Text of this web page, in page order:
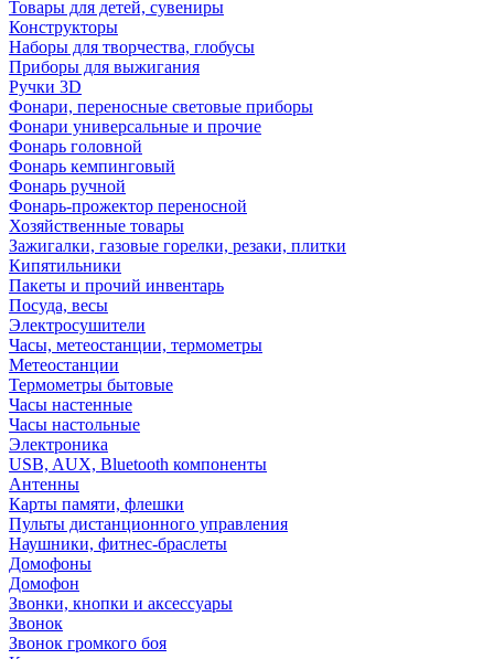
Товары для детей, сувениры
Конструкторы
Наборы для творчества, глобусы
Приборы для выжигания
Ручки 3D
Фонари, переносные световые приборы
Фонари универсальные и прочие
Фонарь головной
Фонарь кемпинговый
Фонарь ручной
Фонарь-прожектор переносной
Хозяйственные товары
Зажигалки, газовые горелки, резаки, плитки
Кипятильники
Пакеты и прочий инвентарь
Посуда, весы
Электросушители
Часы, метеостанции, термометры
Метеостанции
Термометры бытовые
Часы настенные
Часы настольные
Электроника
USB, AUX, Bluetooth компоненты
Антенны
Карты памяти, флешки
Пульты дистанционного управления
Наушники, фитнес-браслеты
Домофоны
Домофон
Звонки, кнопки и аксессуары
Звонок
Звонок громкого боя